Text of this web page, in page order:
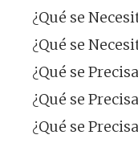
¿Qué se
¿Qué se
¿Qué se
¿Qué se
¿Qué se